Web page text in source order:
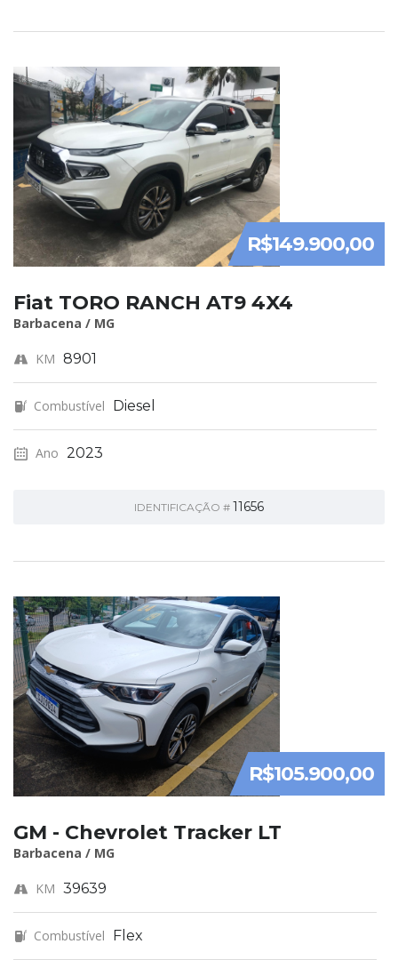
R$149.900,00
Fiat TORO RANCH AT9 4X4
Barbacena / MG
KM 8901
Combustível Diesel
Ano 2023
IDENTIFICAÇÃO # 11656
R$105.900,00
GM - Chevrolet Tracker LT
Barbacena / MG
KM 39639
Combustível Flex